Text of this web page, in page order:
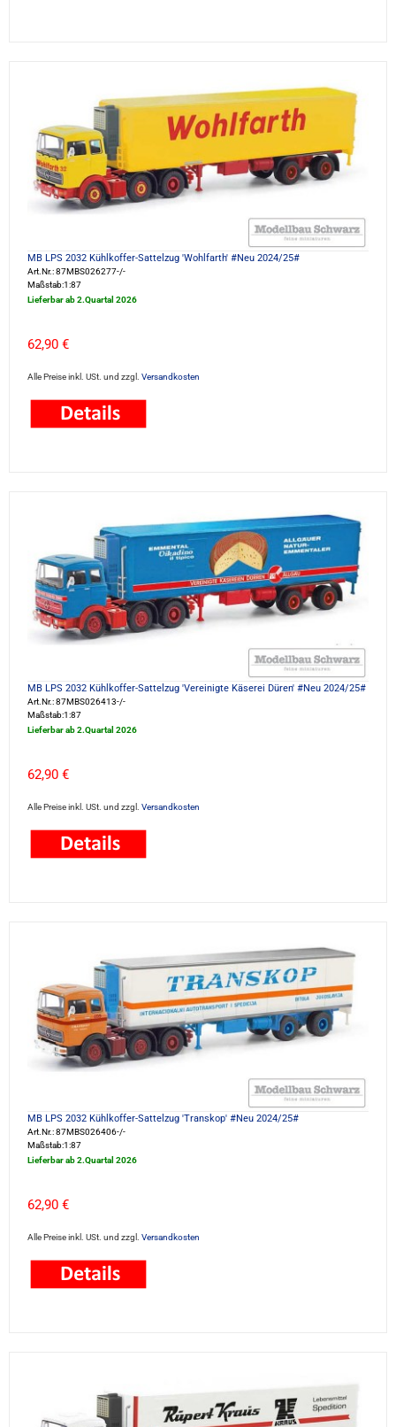
MB LPS 2032 Kühlkoffer-Sattelzug 'Wohlfarth' #Neu 2024/25#
Art.Nr.: 87MBS026277-/-
Maßstab:1:87
Lieferbar ab 2.Quartal 2026
62,90 €
Alle Preise inkl. USt. und zzgl. Versandkosten
MB LPS 2032 Kühlkoffer-Sattelzug 'Vereinigte Käserei Düren' #Neu 2024/25#
Art.Nr.: 87MBS026413-/-
Maßstab:1:87
Lieferbar ab 2.Quartal 2026
62,90 €
Alle Preise inkl. USt. und zzgl. Versandkosten
MB LPS 2032 Kühlkoffer-Sattelzug 'Transkop' #Neu 2024/25#
Art.Nr.: 87MBS026406-/-
Maßstab:1:87
Lieferbar ab 2.Quartal 2026
62,90 €
Alle Preise inkl. USt. und zzgl. Versandkosten